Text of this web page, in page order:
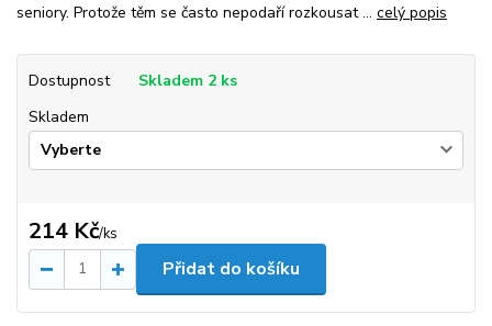
seniory. Protože těm se často nepodaří rozkousat ... celý popis
Dostupnost
Skladem 2 ks
Skladem
214 Kč/ks
Přidat do košíku